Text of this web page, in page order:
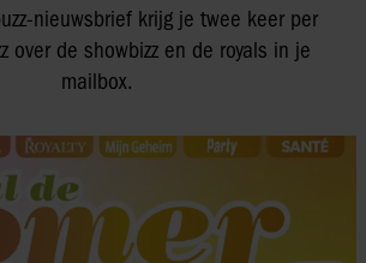
nieuwsbrief krijg je twee keer per
over de showbizz en de royals in je
mailbox.